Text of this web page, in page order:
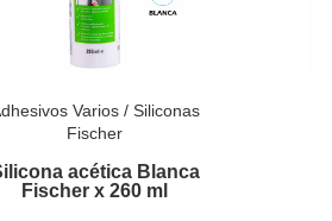
Varios/ Siliconas
Fischer
acética Blanca
Fischer x 260 ml